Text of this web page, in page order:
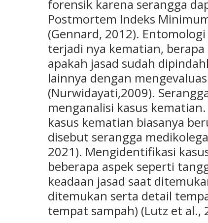
forensik karena serangga
Postmortem Indeks
(Gennard, 2012).
terjadi nya kematian,
apakah jasad sudah
lainnya dengan
(Nurwidayati,2009).
menganalisi kasus
kasus kematian biasanya
disebut serangga
2021). Mengidentifikasi
beberapa aspek seperti
keadaan jasad saat
ditemukan serta detail
tempat sampah) (Lutz et al.,